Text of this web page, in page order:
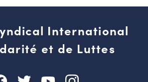
International
et de Luttes